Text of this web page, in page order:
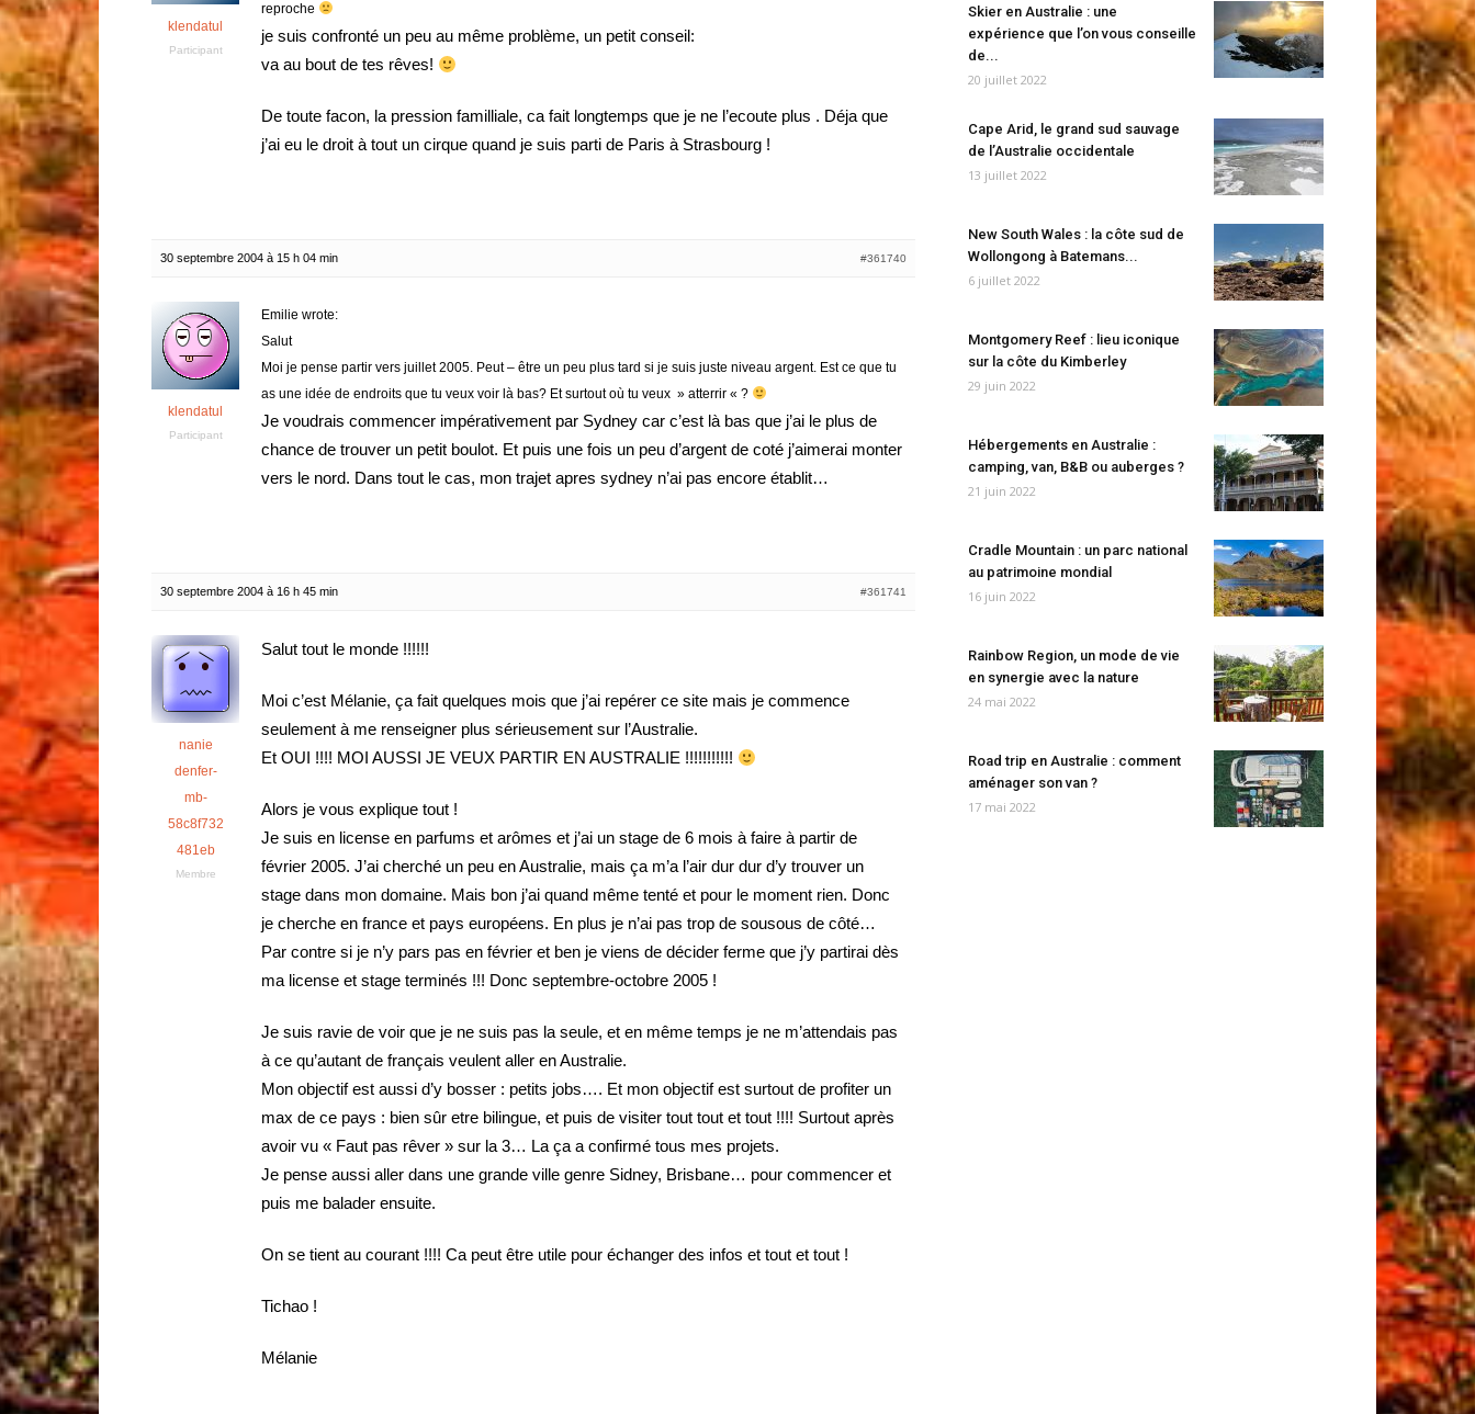
klendatul
Participant
reproche
je suis confronté un peu au même problème, un petit conseil:
va au bout de tes rêves!
De toute facon, la pression familliale, ca fait longtemps que je ne l’ecoute plus . Déja que
j’ai eu le droit à tout un cirque quand je suis parti de Paris à Strasbourg !
30 septembre 2004 à 15 h 04 min #361740
klendatul
Participant
Emilie wrote:
Salut
Moi je pense partir vers juillet 2005. Peut – être un peu plus tard si je suis juste niveau argent. Est ce que tu
as une idée de endroits que tu veux voir là bas? Et surtout où tu veux » atterrir « ?
Je voudrais commencer impérativement par Sydney car c’est là bas que j’ai le plus de
chance de trouver un petit boulot. Et puis une fois un peu d’argent de coté j’aimerai monter
vers le nord. Dans tout le cas, mon trajet apres sydney n’ai pas encore établit…
30 septembre 2004 à 16 h 45 min #361741
nanie
denfer-
mb-
58c8f732
481eb
Membre
Salut tout le monde !!!!!!
Moi c’est Mélanie, ça fait quelques mois que j’ai repérer ce site mais je commence
seulement à me renseigner plus sérieusement sur l’Australie.
Et OUI !!!! MOI AUSSI JE VEUX PARTIR EN AUSTRALIE !!!!!!!!!!!
Alors je vous explique tout !
Je suis en license en parfums et arômes et j’ai un stage de 6 mois à faire à partir de
février 2005. J’ai cherché un peu en Australie, mais ça m’a l’air dur dur d’y trouver un
stage dans mon domaine. Mais bon j’ai quand même tenté et pour le moment rien. Donc
je cherche en france et pays européens. En plus je n’ai pas trop de sousous de côté…
Par contre si je n’y pars pas en février et ben je viens de décider ferme que j’y partirai dès
ma license et stage terminés !!! Donc septembre-octobre 2005 !
Je suis ravie de voir que je ne suis pas la seule, et en même temps je ne m’attendais pas
à ce qu’autant de français veulent aller en Australie.
Mon objectif est aussi d’y bosser : petits jobs…. Et mon objectif est surtout de profiter un
max de ce pays : bien sûr etre bilingue, et puis de visiter tout tout et tout !!!! Surtout après
avoir vu « Faut pas rêver » sur la 3… La ça a confirmé tous mes projets.
Je pense aussi aller dans une grande ville genre Sidney, Brisbane… pour commencer et
puis me balader ensuite.
On se tient au courant !!!! Ca peut être utile pour échanger des infos et tout et tout !
Tichao !
Mélanie
Skier en Australie : une
expérience que l’on vous conseille
de...
20 juillet 2022
Cape Arid, le grand sud sauvage
de l’Australie occidentale
13 juillet 2022
New South Wales : la côte sud de
Wollongong à Batemans...
6 juillet 2022
Montgomery Reef : lieu iconique
sur la côte du Kimberley
29 juin 2022
Hébergements en Australie :
camping, van, B&B ou auberges ?
21 juin 2022
Cradle Mountain : un parc national
au patrimoine mondial
16 juin 2022
Rainbow Region, un mode de vie
en synergie avec la nature
24 mai 2022
Road trip en Australie : comment
aménager son van ?
17 mai 2022